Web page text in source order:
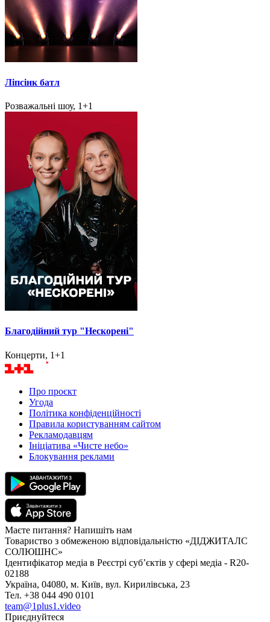
Ліпсінк батл
Розважальні шоу, 1+1
Благодійний тур "Нескорені"
Концерти, 1+1
Про проєкт
Угода
Політика конфіденційності
Правила користуванням сайтом
Рекламодавцям
Ініціатива «Чисте небо»
Блокування реклами
Маєте питання? Напишіть нам
Товариство з обмеженою відповідальністю «ДІДЖИТАЛС
СОЛЮШНС»
Ідентифікатор медіа в Реєстрі суб’єктів у сфері медіа - R20-
02188
Україна, 04080, м. Київ, вул. Кирилівська, 23
Тел. +38 044 490 0101
team@1plus1.video
Приєднуйтеся